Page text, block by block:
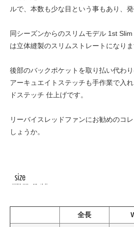
ルで、本数も少な目という事もあり、
同シーズンからのスリムモデル 1st
は立体縫製のスリムストレートになり
後部のバックポケットを取り払い代わ
アーキュエイトステッチも手作業で入
ドステッチ 仕上げです。
リーバイスレッドファンにお勧めのコ
しょうか。
全長